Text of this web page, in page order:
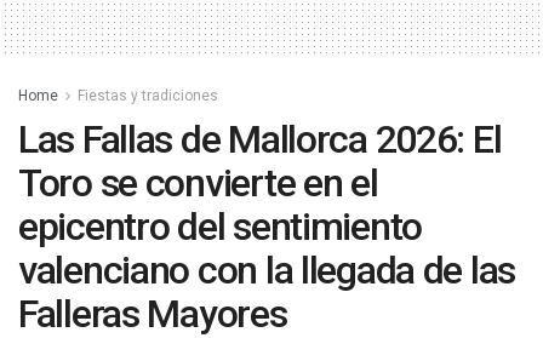
Home Fiestas y tradiciones
Las Fallas de Mallorca 2026: El
Toro se convierte en el
epicentro del sentimiento
valenciano con la llegada de las
Falleras Mayores